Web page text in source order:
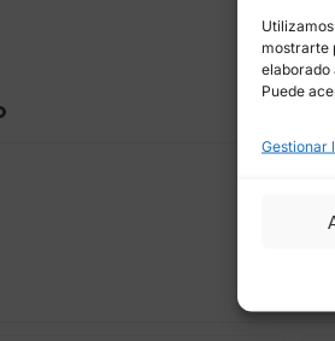
mostrarte
elaborado
Puede
Gestionar